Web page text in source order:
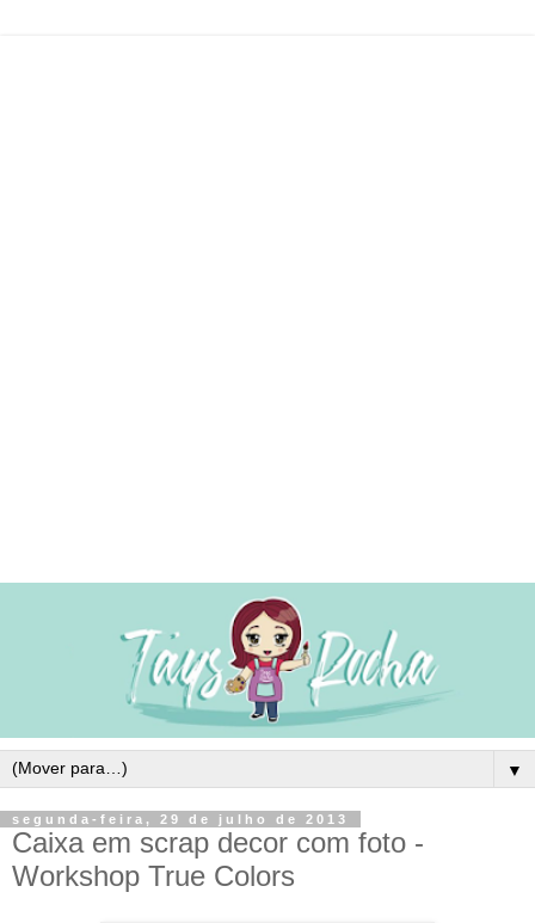
▼
segunda-feira, 29 de julho de 2013
Caixa em scrap decor com foto -
Workshop True Colors